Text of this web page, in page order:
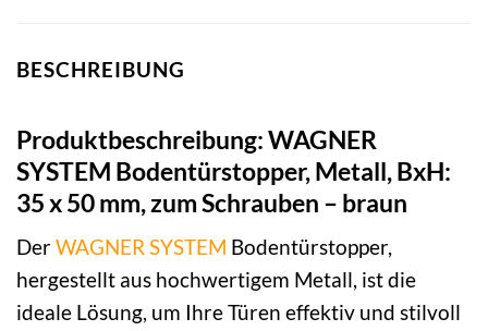
BESCHREIBUNG
Produktbeschreibung: WAGNER
SYSTEM Bodentürstopper, Metall, BxH:
35 x 50 mm, zum Schrauben – braun
DerWAGNER SYSTEM Bodentürstopper,
hergestellt aus hochwertigem Metall, ist die
ideale Lösung, um Ihre Türen effektiv und stilvoll